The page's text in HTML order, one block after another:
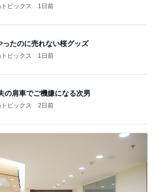
ピックス 1日前
ったのに売れない桜グッズ
ピックス 1日前
の肩車でご機嫌になる次男
ピックス 2日前